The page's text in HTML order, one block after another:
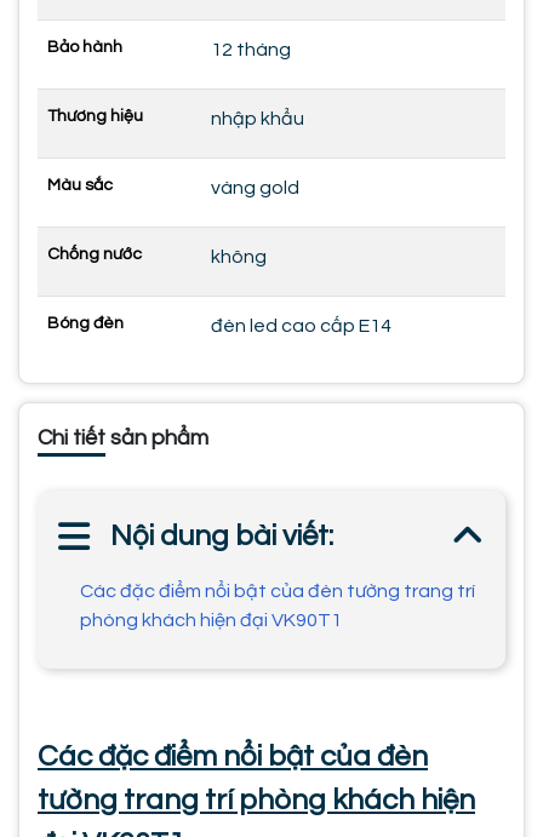
Bảo hành 12 tháng
Thương hiệu nhập khẩu
Màu sắc vàng gold
Chống nước không
Bóng đèn đèn led cao cấp E14
Chi tiết sản phẩm
Nội dung bài viết:
Các đặc điểm nổi bật của đèn tường trang trí
phòng khách hiện đại VK90T1
Các đặc điểm nổi bật của đèn
tường trang trí phòng khách hiện